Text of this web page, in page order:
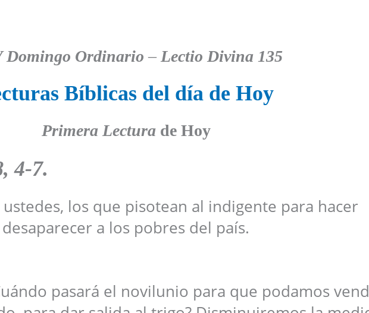
Domingo Ordinario –Lectio Divina 135
Bíblicas del día de Hoy
Primera Lecturade Hoy
4-7.
ustedes, los que pisotean al indigente para hacer
desaparecer a los pobres del país.
pasará el novilunio para que podamos